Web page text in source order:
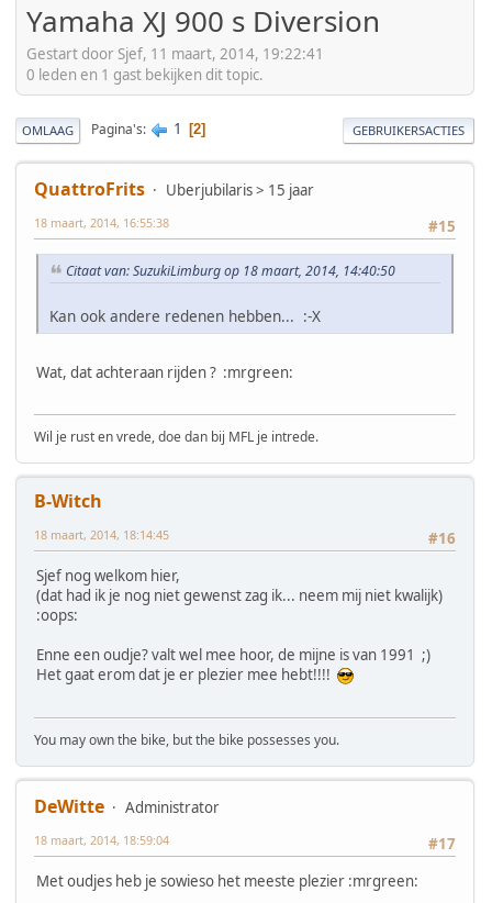
Yamaha XJ 900 s Diversion
Gestart door Sjef, 11 maart, 2014, 19:22:41
0 leden en 1 gast bekijken dit topic.
OMLAAG Pagina's 1 2 GEBRUIKERSACTIES
QuattroFrits
Uberjubilaris > 15 jaar
#15
18 maart, 2014, 16:55:38
Citaat van: SuzukiLimburg op 18 maart, 2014, 14:40:50
Kan ook andere redenen hebben... :-X
Wat, dat achteraan rijden ? :mrgreen:
Wil je rust en vrede, doe dan bij MFL je intrede.
B-Witch
#16
18 maart, 2014, 18:14:45
Sjef nog welkom hier,
(dat had ik je nog niet gewenst zag ik... neem mij niet kwalijk)
:oops:
Enne een oudje? valt wel mee hoor, de mijne is van 1991 ;)
Het gaat erom dat je er plezier mee hebt!!!!
You may own the bike, but the bike possesses you.
DeWitte
Administrator
#17
18 maart, 2014, 18:59:04
Met oudjes heb je sowieso het meeste plezier :mrgreen: